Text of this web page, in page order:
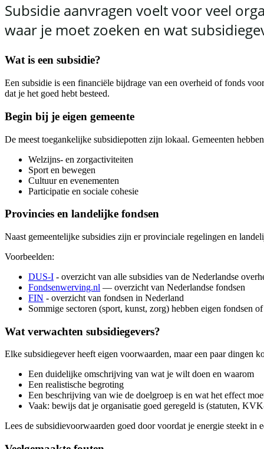
Subsidie aanvragen voelt voor veel
waar je moet zoeken en wat
Wat is een subsidie?
Een subsidie is een financiële bijdrage van een overheid of fonds
dat je het goed hebt besteed.
Begin bij je eigen gemeente
De meest toegankelijke subsidiepotten zijn lokaal. Gemeenten
Welzijns- en zorgactiviteiten
Sport en bewegen
Cultuur en evenementen
Participatie en sociale cohesie
Provincies en landelijke fondsen
Naast gemeentelijke subsidies zijn er provinciale regelingen en
Voorbeelden:
DUS-I - overzicht van alle subsidies van de Nederlandse
Fondsenwerving.nl — overzicht van Nederlandse fondsen
FIN - overzicht van fondsen in Nederland
Sommige sectoren (sport, kunst, zorg) hebben eigen fondsen
Wat verwachten subsidiegevers?
Elke subsidiegever heeft eigen voorwaarden, maar een paar dingen
Een duidelijke omschrijving van wat je wilt doen en waarom
Een realistische begroting
Een beschrijving van wie de doelgroep is en wat het effect
Vaak: bewijs dat je organisatie goed geregeld is (statuten,
Lees de subsidievoorwaarden goed door voordat je energie steekt